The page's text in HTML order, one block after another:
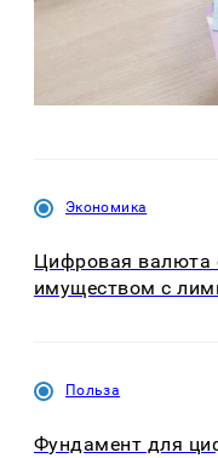
Экономика
Цифровая валюта
имуществом с
Польза
Фундамент для